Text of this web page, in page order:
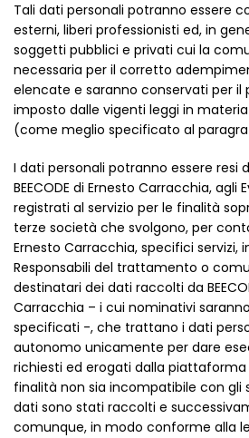
Tali dati personali potranno essere
esterni, liberi professionisti ed, in
soggetti pubblici e privati cui la
necessaria per il corretto
elencate e saranno conservati per il
imposto dalle vigenti leggi in
(come meglio specificato al
I dati personali potranno essere resi
BEECODE di Ernesto Carracchia, agli
registrati al servizio per le finalità
terze società che svolgono, per conto
Ernesto Carracchia, specifici servizi,
Responsabili del trattamento o
destinatari dei dati raccolti da
Carracchia – i cui nominativi
specificati -, che trattano i dati
autonomo unicamente per dare
richiesti ed erogati dalla
finalità non sia incompatibile con gli
dati sono stati raccolti e
comunque, in modo conforme alla